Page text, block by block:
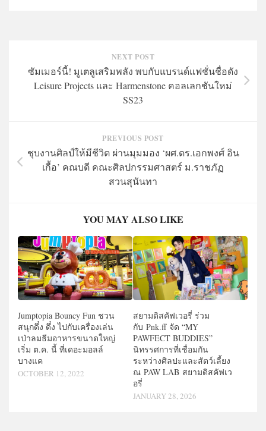
NEXT POST
ซัมเมอร์นี้! มูเตลูเสริมพลัง พบกับแบรนด์แฟชั่นชื่อดัง
Leisure Projects และ Harmenstone คอลเลกชันใหม่
SS23
PREVIOUS POST
ชุบงานศิลป์ให้มีชีวิต ผ่านมุมมอง ‘ผศ.ดร.เอกพงศ์ อิน
เกื้อ’ คณบดี คณะศิลปกรรมศาสตร์ ม.ราชภัฏ
สวนสุนันทา
YOU MAY ALSO LIKE
Jumptopia Bouncy Fun ชวน
สนุกดึ๋ง ดึ๋ง ไปกับเครื่องเล่น
เป่าลมธีมอาหารขนาดใหญ่
เริ่ม ต.ค. นี้ ที่เดอะมอลล์
บางแค
OCTOBER 12, 2022
สยามดิสคัฟเวอรี่ ร่วม
กับ Pnk.ff จัด “MY
PAWFECT BUDDIES”
นิทรรศการที่เชื่อมกัน
ระหว่างศิลปะและสัตว์เลี้ยง
ณ PAW LAB สยามดิสคัฟเว
อรี่
JANUARY 28, 2026